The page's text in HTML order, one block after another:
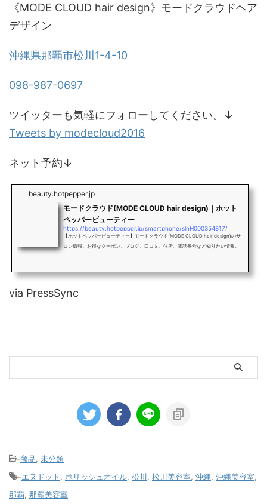
《MODE CLOUD hair design》モードクラウドヘア
デザイン
沖縄県那覇市松川1-4-10
098-987-0697
ツイッターも気軽にフォローしてください。↓
Tweets by modecloud2016
ネット予約↓
beauty.hotpepper.jp
モードクラウド(MODE CLOUD hair design)｜ホット
ペッパービューティー
https://beauty.hotpepper.jp/smartphone/slnH000354817/
【ホットペッパービューティー】モードクラウド(MODE CLOUD hair design)のサ
ロン情報。お得なクーポン、ブログ、口コミ、住所、電話番号など知りたい情報満
via PressSync
-商品 未分類
-エヌドット ポリッシュオイル 松川 松川美容室 沖縄 沖縄美容室
那覇 那覇美容室